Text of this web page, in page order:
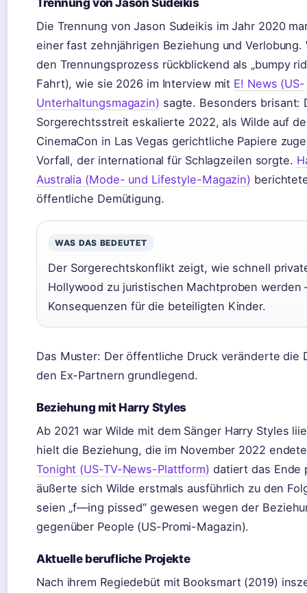
Die Trennung von Jason Sudeikis im Jahr 2020
einer fast zehnjährigen Beziehung und Verlobung.
den Trennungsprozess rückblickend als „bumpy
Fahrt), wie sie 2026 im Interview mit E! News (US-
Unterhaltungsmagazin) sagte. Besonders brisant:
Sorgerechtsstreit eskalierte 2022, als Wilde auf
CinemaCon in Las Vegas gerichtliche Papiere
Vorfall, der international für Schlagzeilen sorgte.
Australia (Mode- und Lifestyle-Magazin)
öffentliche Demütigung.
WAS DAS BEDEUTET
Der Sorgerechtskonflikt zeigt, wie schnell
Hollywood zu juristischen Machtproben werden
Konsequenzen für die beteiligten Kinder.
Das Muster: Der öffentliche Druck veränderte die
den Ex-Partnern grundlegend.
Beziehung mit Harry Styles
Ab 2021 war Wilde mit dem Sänger Harry Styles
hielt die Beziehung, die im November 2022
Tonight (US-TV-News-Plattform) datiert das Ende
äußerte sich Wilde erstmals ausführlich zu den
seien „f—ing pissed“ gewesen wegen der
gegenüber People (US-Promi-Magazin).
Aktuelle berufliche Projekte
Nach ihrem Regiedebüt mit Booksmart (2019)